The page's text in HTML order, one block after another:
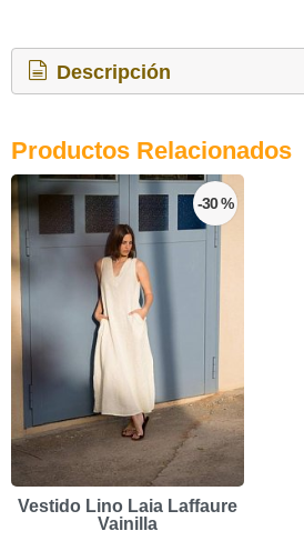
Descripción
Productos Relacionados
-30 %
Vestido Lino Laia Laffaure
Vainilla